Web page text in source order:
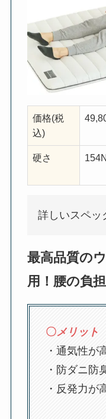
価格(税
込)
硬さ
詳しいスペッ
最高品質の
用！腰の負
〇メリット
・通気性が
・防ダニ防
・反発力が